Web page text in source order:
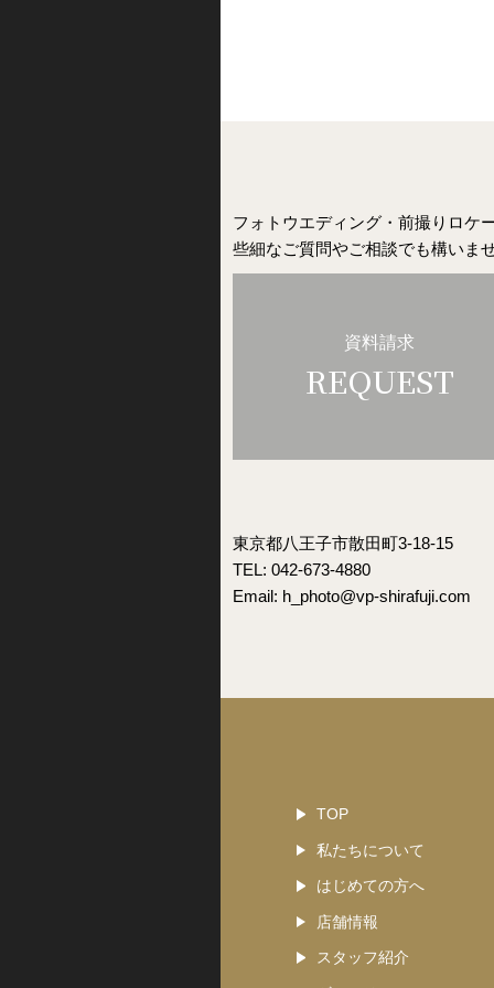
フォトウエディング・前撮りロケ
些細なご質問やご相談でも構いま
資料請求
REQUEST
東京都八王子市散田町3-18-15
TEL: 042-673-4880
Email: h_photo@vp-shirafuji.com
TOP
私たちについて
はじめての方へ
店舗情報
スタッフ紹介